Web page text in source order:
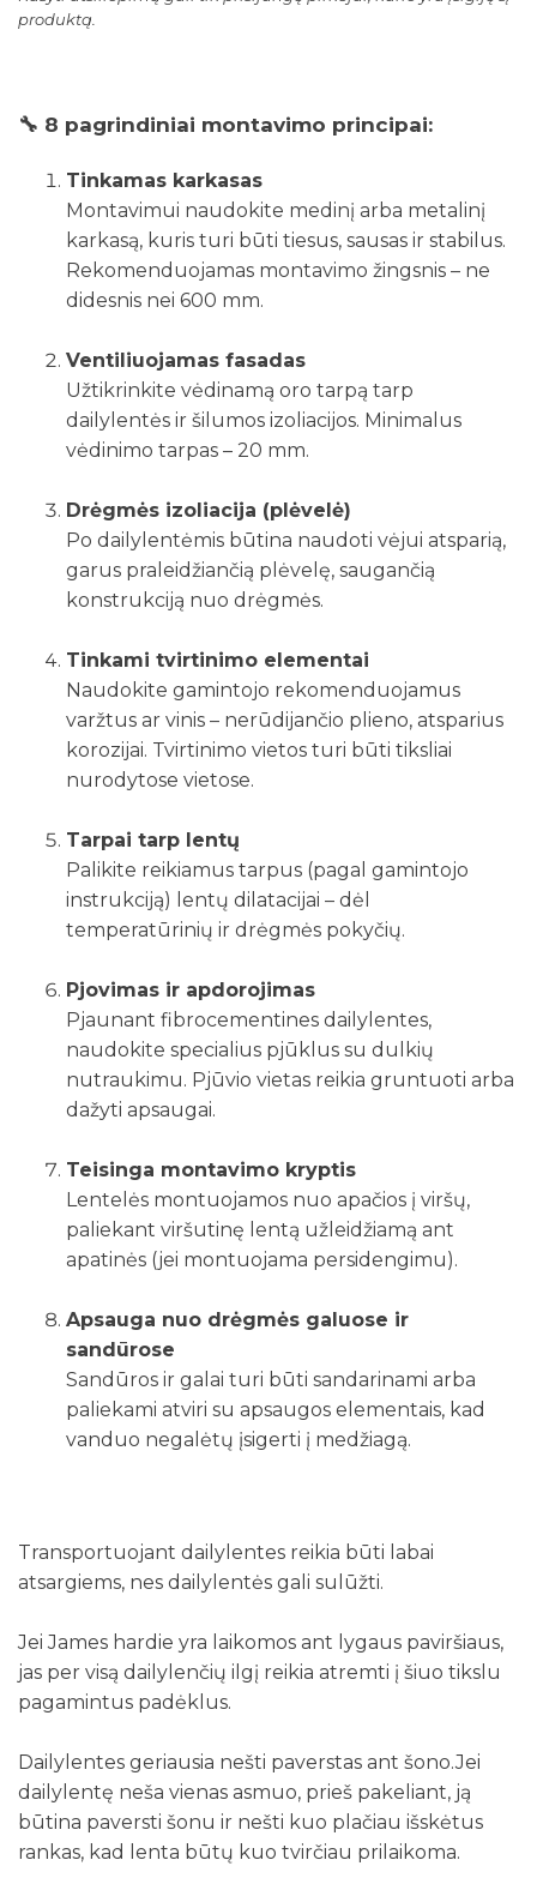
produktą.
🔧 8 pagrindiniai montavimo principai:
Tinkamas karkasas
Montavimui naudokite medinį arba metalinį
karkasą, kuris turi būti tiesus, sausas ir stabilus.
Rekomenduojamas montavimo žingsnis – ne
didesnis nei 600 mm.
Ventiliuojamas fasadas
Užtikrinkite vėdinamą oro tarpą tarp
dailylentės ir šilumos izoliacijos. Minimalus
vėdinimo tarpas – 20 mm.
Drėgmės izoliacija (plėvelė)
Po dailylentėmis būtina naudoti vėjui atsparią,
garus praleidžiančią plėvelę, saugančią
konstrukciją nuo drėgmės.
Tinkami tvirtinimo elementai
Naudokite gamintojo rekomenduojamus
varžtus ar vinis – nerūdijančio plieno, atsparius
korozijai. Tvirtinimo vietos turi būti tiksliai
nurodytose vietose.
Tarpai tarp lentų
Palikite reikiamus tarpus (pagal gamintojo
instrukciją) lentų dilatacijai – dėl
temperatūrinių ir drėgmės pokyčių.
Pjovimas ir apdorojimas
Pjaunant fibrocementines dailylentes,
naudokite specialius pjūklus su dulkių
nutraukimu. Pjūvio vietas reikia gruntuoti arba
dažyti apsaugai.
Teisinga montavimo kryptis
Lentelės montuojamos nuo apačios į viršų,
paliekant viršutinę lentą užleidžiamą ant
apatinės (jei montuojama persidengimu).
Apsauga nuo drėgmės galuose ir
sandūrose
Sandūros ir galai turi būti sandarinami arba
paliekami atviri su apsaugos elementais, kad
vanduo negalėtų įsigerti į medžiagą.
Transportuojant dailylentes reikia būti labai
atsargiems, nes dailylentės gali sulūžti.
Jei James hardie yra laikomos ant lygaus paviršiaus,
jas per visą dailylenčių ilgį reikia atremti į šiuo tikslu
pagamintus padėklus.
Dailylentes geriausia nešti paverstas ant šono.Jei
dailylentę neša vienas asmuo, prieš pakeliant, ją
būtina paversti šonu ir nešti kuo plačiau išskėtus
rankas, kad lenta būtų kuo tvirčiau prilaikoma.